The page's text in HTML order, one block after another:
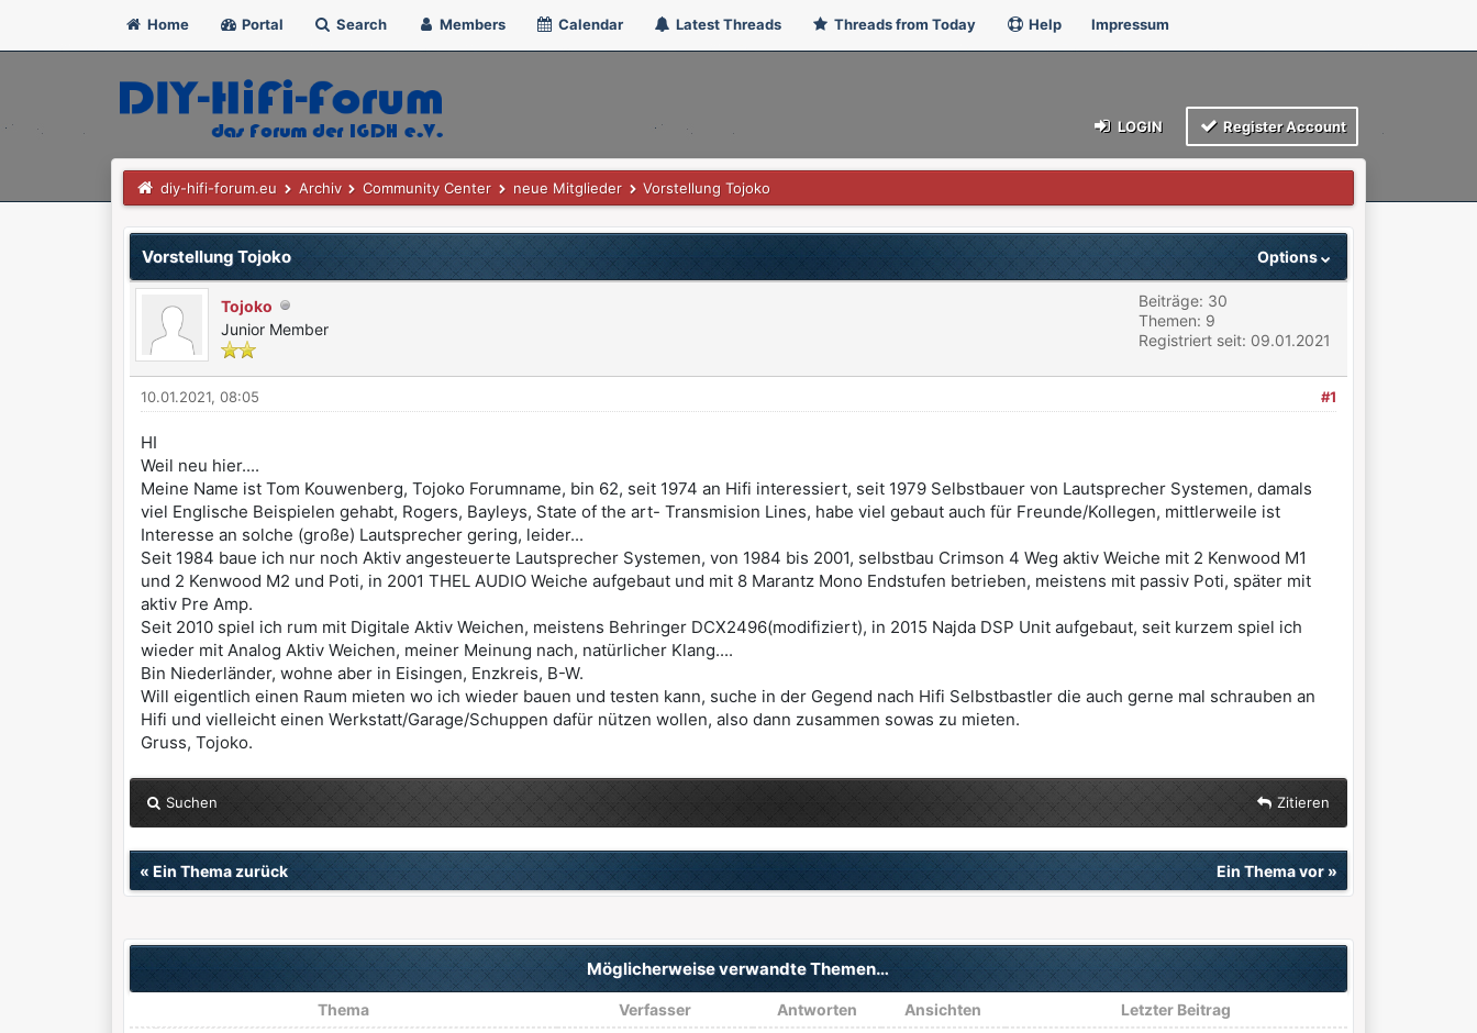
Home Portal Search Members Calendar Latest Threads Threads from Today Help Impressum
LOGIN Register Account
diy-hifi-forum.eu Archiv Community Center neue Mitglieder Vorstellung Tojoko
Options
Vorstellung Tojoko
Tojoko
Junior Member
Beiträge: 30
Themen: 9
Registriert seit: 09.01.2021
#1
10.01.2021, 08:05
HI
Weil neu hier....
Meine Name ist Tom Kouwenberg, Tojoko Forumname, bin 62, seit 1974 an Hifi interessiert, seit 1979 Selbstbauer von Lautsprecher Systemen, damals
viel Englische Beispielen gehabt, Rogers, Bayleys, State of the art- Transmision Lines, habe viel gebaut auch für Freunde/Kollegen, mittlerweile ist
Interesse an solche (große) Lautsprecher gering, leider...
Seit 1984 baue ich nur noch Aktiv angesteuerte Lautsprecher Systemen, von 1984 bis 2001, selbstbau Crimson 4 Weg aktiv Weiche mit 2 Kenwood M1
und 2 Kenwood M2 und Poti, in 2001 THEL AUDIO Weiche aufgebaut und mit 8 Marantz Mono Endstufen betrieben, meistens mit passiv Poti, später mit
aktiv Pre Amp.
Seit 2010 spiel ich rum mit Digitale Aktiv Weichen, meistens Behringer DCX2496(modifiziert), in 2015 Najda DSP Unit aufgebaut, seit kurzem spiel ich
wieder mit Analog Aktiv Weichen, meiner Meinung nach, natürlicher Klang....
Bin Niederländer, wohne aber in Eisingen, Enzkreis, B-W.
Will eigentlich einen Raum mieten wo ich wieder bauen und testen kann, suche in der Gegend nach Hifi Selbstbastler die auch gerne mal schrauben an
Hifi und vielleicht einen Werkstatt/Garage/Schuppen dafür nützen wollen, also dann zusammen sowas zu mieten.
Gruss, Tojoko.
Suchen Zitieren
« Ein Thema zurück Ein Thema vor»
Möglicherweise verwandte Themen…
Thema Verfasser Antworten Ansichten Letzter Beitrag